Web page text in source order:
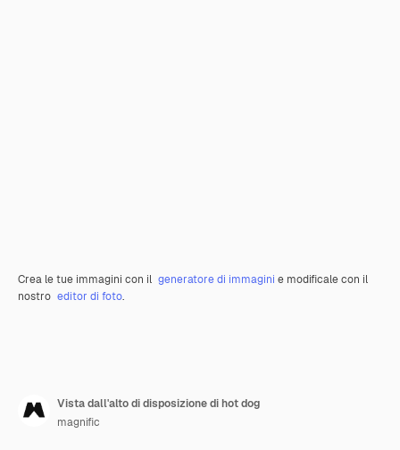
Crea le tue immagini con il generatore di immagini e modificale con il
nostro editor di foto.
Vista dall'alto di disposizione di hot dog
magnific